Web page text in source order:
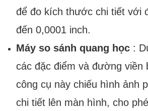
để đo kích thước chi tiết với
đến 0,0001 inch.
Máy so sánh quang học:
các đặc điểm và đường viền
công cụ này chiếu hình ảnh
chi tiết lên màn hình, cho